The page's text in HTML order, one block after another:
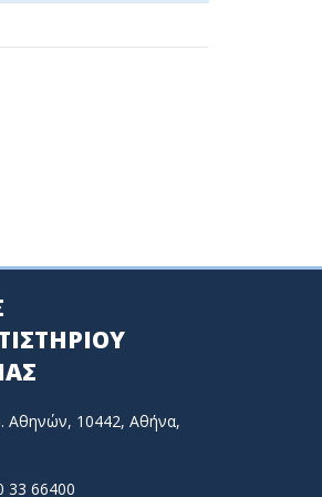
Αθηνών, 10442, Αθήνα,
33 66400